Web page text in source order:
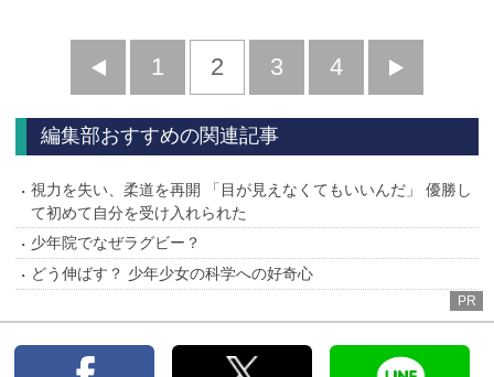
前
へ
1 2 3 4
へ
編集部おすすめの関連記事
視力を失い、柔道を再開 「目が見えなくてもいいんだ」 優勝し
て初めて自分を受け入れられた
少年院でなぜラグビー？
どう伸ばす？ 少年少女の科学への好奇心
PR